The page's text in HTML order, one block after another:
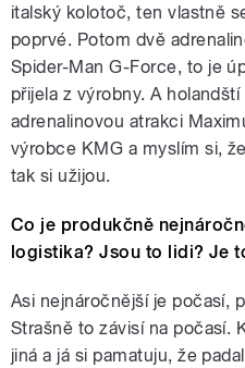
italský kolotoč, ten vlastně
poprvé. Potom dvě
Spider-Man G-Force, to je
přijela z výrobny. A
adrenalinovou atrakci
výrobce KMG a myslím si,
tak si užijou.
Co je produkčně
logistika? Jsou to lidi? Je
Asi nejnáročnější je počasí,
Strašně to závisí na počasí.
jiná a já si pamatuju, že